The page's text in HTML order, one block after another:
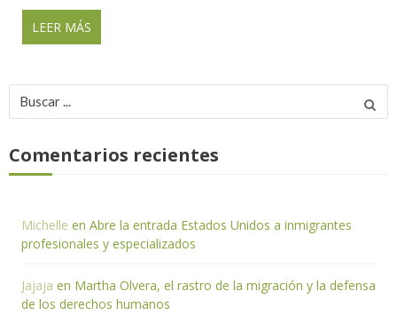
LEER MÁS
Buscar
por:
Comentarios recientes
Michelle en Abre la entrada Estados Unidos a inmigrantes
profesionales y especializados
Jajaja en Martha Olvera, el rastro de la migración y la defensa
de los derechos humanos